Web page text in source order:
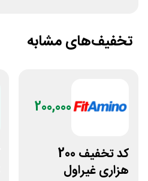
تخفیف‌های مشابه
200,000
کد تخفیف 200
هزاری غیراول